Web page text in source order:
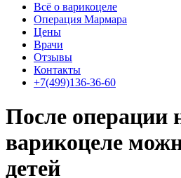
Всё о варикоцеле
Операция Мармара
Цены
Врачи
Отзывы
Контакты
+7(499)136-36-60
После операции
варикоцеле
детей